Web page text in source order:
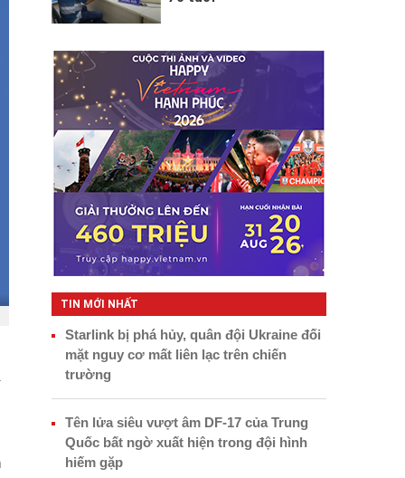
TIN MỚI NHẤT
Starlink bị phá hủy, quân đội Ukraine đối
mặt nguy cơ mất liên lạc trên chiến
trường
Tên lửa siêu vượt âm DF-17 của Trung
Quốc bất ngờ xuất hiện trong đội hình
hiếm gặp